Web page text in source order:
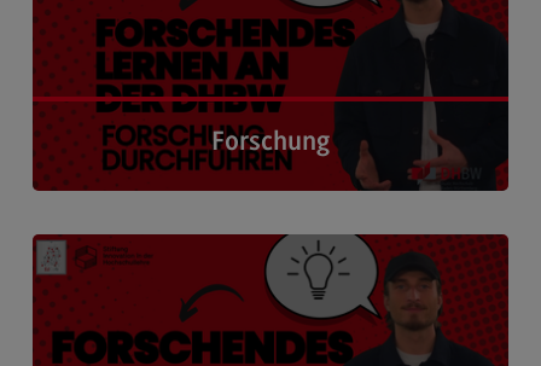
Projekte
Projekte
#DUAL forscht
FAQ
Kontakt
Kontakt
Ansprechpersonen
Forschung
Forschung durchführen ›